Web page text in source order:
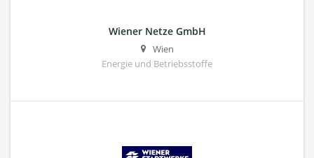
Wiener Netze GmbH
Wien
Energie und Betriebsstoffe